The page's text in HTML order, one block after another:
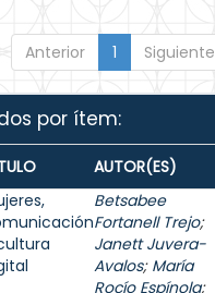
Anterior 1 Siguiente
por ítem:
AUTOR(ES)
Betsabee
Fortanell Trejo;
Janett Juvera-
Avalos; María
Rocío Espínola;